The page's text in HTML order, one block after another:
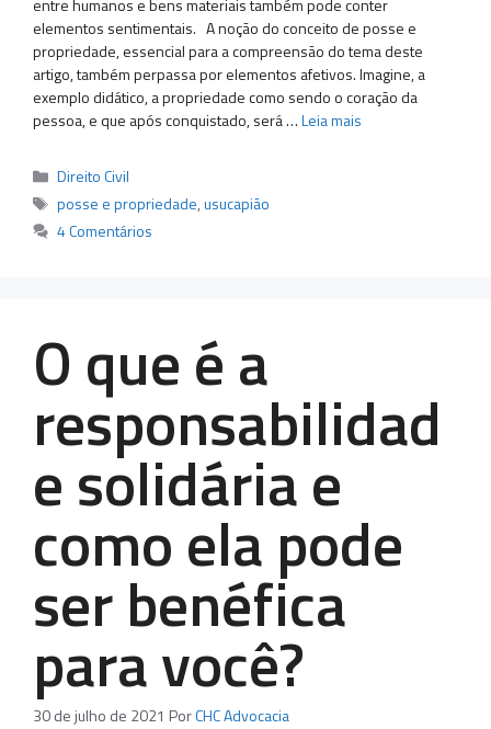
entre humanos e bens materiais também pode conter
elementos sentimentais. A noção do conceito de posse e
propriedade, essencial para a compreensão do tema deste
artigo, também perpassa por elementos afetivos. Imagine, a
exemplo didático, a propriedade como sendo o coração da
pessoa, e que após conquistado, será …Leia mais
Categorias
Direito Civil
Tags
posse e propriedade,usucapião
4 Comentários
O que é a
responsabilidad
e solidária e
como ela pode
ser benéfica
para você?
30 de julho de 2021 PorCHC Advocacia